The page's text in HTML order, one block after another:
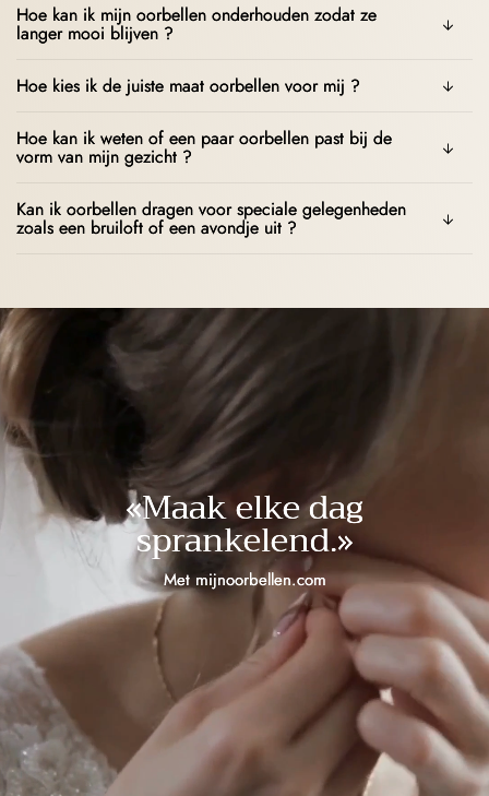
Hoe kan ik mijn oorbellen onderhouden zodat ze
langer mooi blijven ?
Hoe kies ik de juiste maat oorbellen voor mij ?
Hoe kan ik weten of een paar oorbellen past bij de
vorm van mijn gezicht ?
Kan ik oorbellen dragen voor speciale gelegenheden
zoals een bruiloft of een avondje uit ?
«Maak elke dag
sprankelend.»
Met mijnoorbellen.com